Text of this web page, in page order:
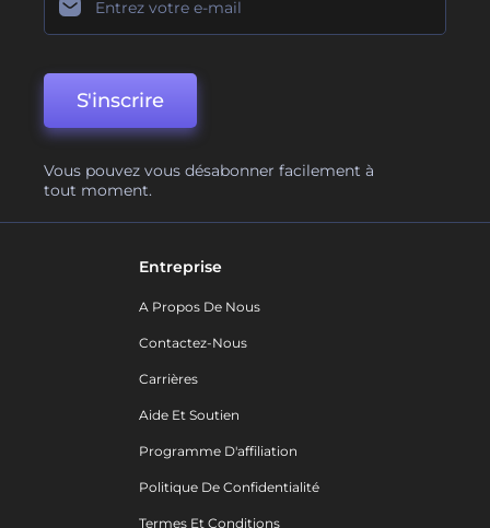
S'inscrire
Vous pouvez vous désabonner facilement à
tout moment.
Entreprise
A Propos De Nous
Contactez-Nous
Carrières
Aide Et Soutien
Programme D'affiliation
Politique De Confidentialité
Termes Et Conditions